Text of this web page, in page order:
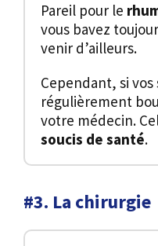
Pareil pour le
vous bavez
venir d’ailleurs.
Cependant, si vos
régulièrement
votre médecin.
soucis de santé.
#3. La chirurgie